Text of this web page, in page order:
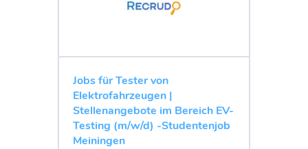
Jobs für Tester von
Elektrofahrzeugen |
Stellenangebote im Bereich EV-
Testing (m/w/d) -Studentenjob
Meiningen